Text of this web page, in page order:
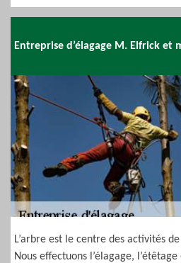
Entreprise d’élagage M. Elfrick et
L’arbre est le centre des activités
Nous effectuons l’élagage,